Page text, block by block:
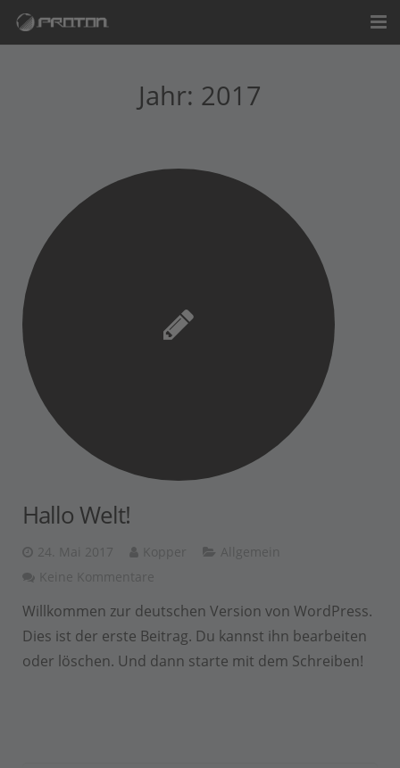
Jahr: 2017
Hallo Welt!
24. Mai 2017 Kopper
Allgemein
Keine Kommentare
Willkommen zur deutschen Version von WordPress.
Dies ist der erste Beitrag. Du kannst ihn bearbeiten
oder löschen. Und dann starte mit dem Schreiben!